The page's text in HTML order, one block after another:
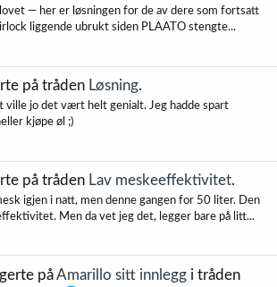
— her er løsningen for de av dere som fortsatt
liggende ubrukt siden PLAATO stengte...
på tråden Løsning.
ville jo det vært helt genialt. Jeg hadde spart
kjøpe øl ;)
på tråden Lav meskeeffektivitet.
igjen i natt, men denne gangen for 50 liter. Den
Men da vet jeg det, legger bare på litt...
påAmarillo sitt innlegg i tråden